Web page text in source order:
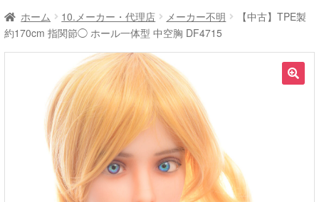
商品一覧
ご利用ガイド
ラブドール買取・処分
無料引き取り
よくあるご質問
ホーム 10.メーカー・代理店 メーカー不明
【中古】TPE製
約170cm 指関節◯ ホール一体型 中空胸 DF4715